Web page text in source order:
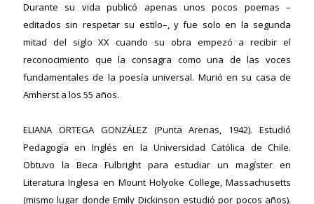
Durante su vida publicó apenas unos pocos poemas –
editados sin respetar su estilo–, y fue solo en la segunda
mitad del siglo XX cuando su obra empezó a recibir el
reconocimiento que la consagra como una de las voces
fundamentales de la poesía universal. Murió en su casa de
Amherst a los 55 años.
ELIANA ORTEGA GONZÁLEZ(Punta Arenas, 1942). Estudió
Pedagogía en Inglés en la Universidad Católica de Chile.
Obtuvo la Beca Fulbright para estudiar un magíster en
Literatura Inglesa en Mount Holyoke College, Massachusetts
(mismo lugar donde Emily Dickinson estudió por pocos años).